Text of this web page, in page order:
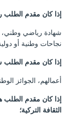
إذا كان مقدم الطلب
شهادة رياضي وطني،
نجاحات وطنية أو
إذا كان مقدم
أعمالهم، الجوائز
إذا كان مقدم الطلب
الثقافة التركية؛